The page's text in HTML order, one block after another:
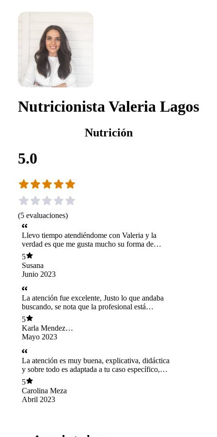
Nutricionista Valeria Lagos
Nutrición
5.0
(5 evaluaciones)
Llevo tiempo atendiéndome con Valeria y la
verdad es que me gusta mucho su forma de
atención. Toma en cuenta tu estilo de vida,
horarios, preferencias y de acuerdo a eso te da
las mejores opciones que se adapten a ti! La
recomiendo 100%
5
Susana
Junio 2023
La atención fue excelente, Justo lo que andaba
buscando, se nota que la profesional está
actualizada. Encontrar a una nutricionista
cuando uno acaba de tener una bebe no es fácil,
sus alternativas de comidas son de fácil y rápida
preparación para el momento en que estoy
viviendo. Muy feliz con todo.
5
Karla Mendez
Gacitúa
Mayo 2023
La atención es muy buena, explicativa, didáctica
y sobre todo es adaptada a tu caso específico,
atención al 100
5
Carolina Meza
Abril 2023